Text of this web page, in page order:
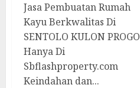
Jasa Pembuatan Rumah
Kayu Berkwalitas Di
SENTOLO KULON PROGO
Hanya Di
Sbflashproperty.com
Keindahan dan...